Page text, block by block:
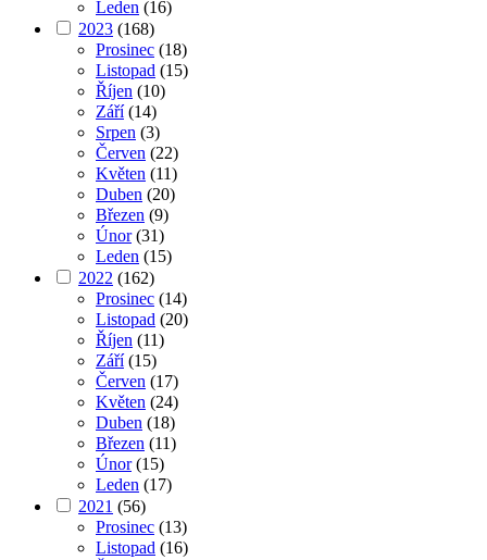
Leden (16)
2023 (168)
Prosinec (18)
Listopad (15)
Říjen (10)
Září(14)
Srpen (3)
Červen (22)
Květen (11)
Duben (20)
Březen (9)
Únor(31)
Leden (15)
2022 (162)
Prosinec (14)
Listopad (20)
Říjen (11)
Září(15)
Červen (17)
Květen (24)
Duben (18)
Březen (11)
Únor(15)
Leden (17)
2021 (56)
Prosinec (13)
Listopad (16)